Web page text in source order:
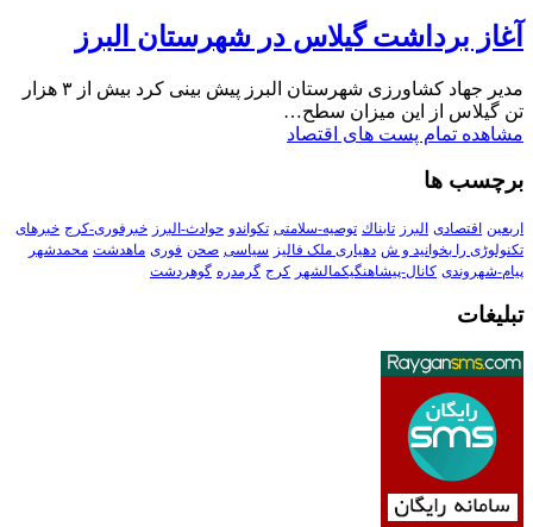
آغاز برداشت گیلاس در شهرستان البرز
مدیر جهاد کشاورزی شهرستان البرز پیش بینی کرد بیش از ۳ هزار
تن گیلاس از این میزان سطح…
مشاهده تمام پست های اقتصاد
برچسب ها
اربعین اقتصادی البرز تابناك توصیه-سلامتی تکواندو حوادث-البرز خبرفوری-کرج خبرهای
تکنولوڑی را بخوانید و ش دهیاری ملک فالیز سیاسی صحن فوری ماهدشت محمدشهر
پیام-شهروندی کانال-پیشاهنگیکمالشهر کرج گرمدره گوهردشت
تبلیغات